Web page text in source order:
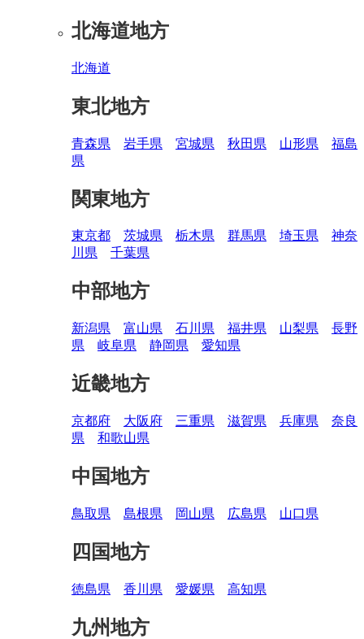
北海道地方
北海道
東北地方
青森県 岩手県 宮城県 秋田県 山形県
福島
県
関東地方
東京都 茨城県 栃木県 群馬県 埼玉県
神奈
川県
千葉県
中部地方
新潟県 富山県 石川県 福井県 山梨県
長野
県
岐阜県 静岡県 愛知県
近畿地方
京都府 大阪府 三重県 滋賀県 兵庫県
奈良
県
和歌山県
中国地方
鳥取県 島根県 岡山県 広島県 山口県
四国地方
徳島県 香川県 愛媛県 高知県
九州地方